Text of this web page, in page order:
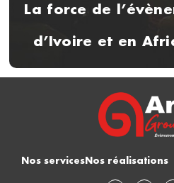
La force de
d’Ivoire et en
Nos services Nos réalisations